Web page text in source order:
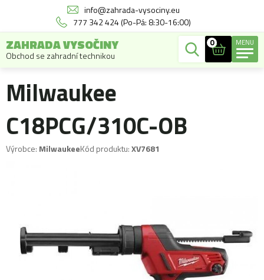
info@zahrada-vysociny.eu
777 342 424 (Po-Pá: 8:30-16:00)
ZAHRADA VYSOČINY
Obchod se zahradní technikou
0 MENU
Milwaukee
C18PCG/310C-OB
Výrobce: MilwaukeeKód produktu:XV7681